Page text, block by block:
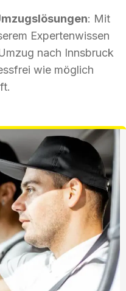
: Mit
Expertenwissen
nach Innsbruck
wie möglich